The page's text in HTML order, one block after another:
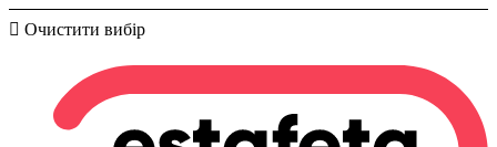
Очистити вибір